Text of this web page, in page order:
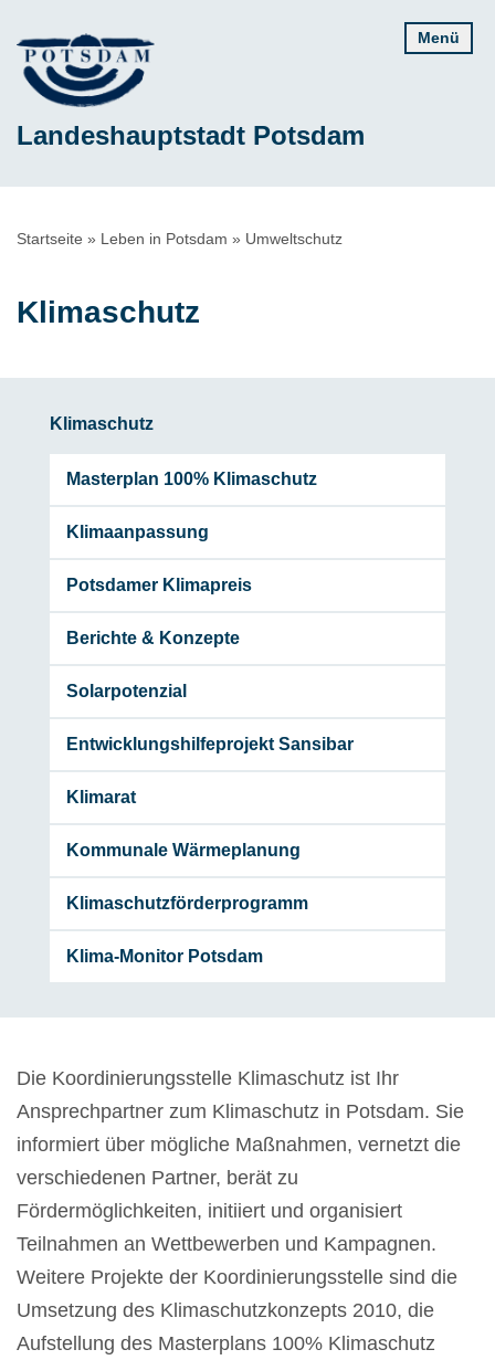
zum
Inhalt
Landeshauptstadt Potsdam
Menü
Pfadnavigation
Startseite Leben in Potsdam Umweltschutz
Klimaschutz
Klimaschutz
Masterplan 100% Klimaschutz
Klimaanpassung
Potsdamer Klimapreis
Berichte & Konzepte
Solarpotenzial
Entwicklungshilfeprojekt Sansibar
Klimarat
Kommunale Wärmeplanung
Klimaschutzförderprogramm
Klima-Monitor Potsdam
Die Koordinierungsstelle Klimaschutz ist Ihr
Ansprechpartner zum Klimaschutz in Potsdam. Sie
informiert über mögliche Maßnahmen, vernetzt die
verschiedenen Partner, berät zu
Fördermöglichkeiten, initiiert und organisiert
Teilnahmen an Wettbewerben und Kampagnen.
Weitere Projekte der Koordinierungsstelle sind die
Umsetzung des Klimaschutzkonzepts 2010, die
Aufstellung des Masterplans 100% Klimaschutz